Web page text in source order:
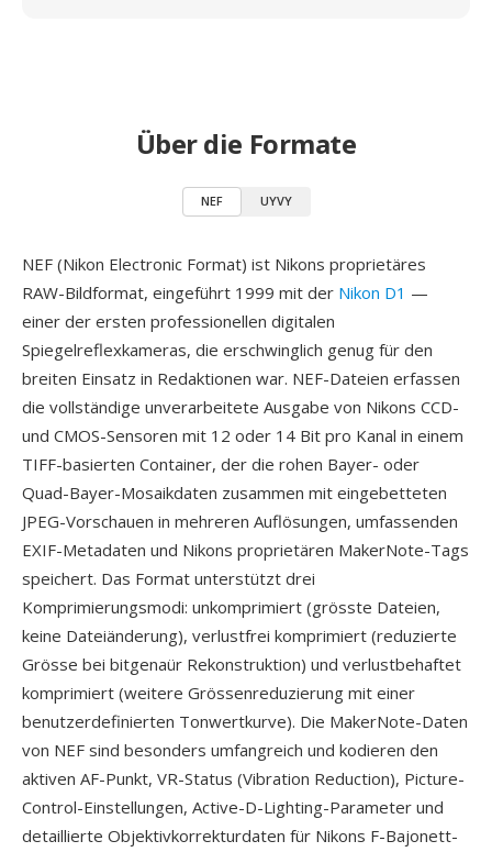
Über die Formate
NEF UYVY
NEF (Nikon Electronic Format) ist Nikons proprietäres
RAW-Bildformat, eingeführt 1999 mit der Nikon D1 —
einer der ersten professionellen digitalen
Spiegelreflexkameras, die erschwinglich genug für den
breiten Einsatz in Redaktionen war. NEF-Dateien erfassen
die vollständige unverarbeitete Ausgabe von Nikons CCD-
und CMOS-Sensoren mit 12 oder 14 Bit pro Kanal in einem
TIFF-basierten Container, der die rohen Bayer- oder
Quad-Bayer-Mosaikdaten zusammen mit eingebetteten
JPEG-Vorschauen in mehreren Auflösungen, umfassenden
EXIF-Metadaten und Nikons proprietären MakerNote-Tags
speichert. Das Format unterstützt drei
Komprimierungsmodi: unkomprimiert (grösste Dateien,
keine Dateiänderung), verlustfrei komprimiert (reduzierte
Grösse bei bitgenaür Rekonstruktion) und verlustbehaftet
komprimiert (weitere Grössenreduzierung mit einer
benutzerdefinierten Tonwertkurve). Die MakerNote-Daten
von NEF sind besonders umfangreich und kodieren den
aktiven AF-Punkt, VR-Status (Vibration Reduction), Picture-
Control-Einstellungen, Active-D-Lighting-Parameter und
detaillierte Objektivkorrekturdaten für Nikons F-Bajonett-